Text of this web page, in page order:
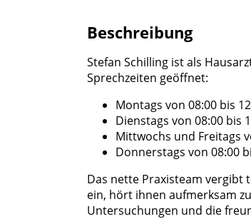
Beschreibung
Stefan Schilling ist als
Sprechzeiten geöffnet:
Montags von 08:00 bis
Dienstags von 08:00 bis
Mittwochs und Freitags
Donnerstags von 08:00
Das nette Praxisteam vergibt
ein, hört ihnen aufmerksam
Untersuchungen und die